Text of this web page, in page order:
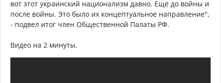
вот этот украинский национализм давно. Ещё до войны и
после войны. Это было их концептуальное направление",
- подвел итог член Общественной Палаты РФ.
Видео на 2 минуты.